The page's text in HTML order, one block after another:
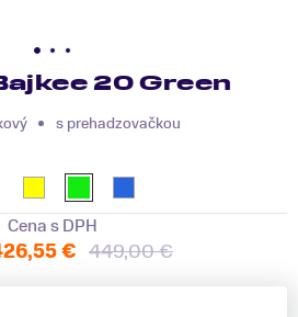
20 Green
s prehadzovačkou
Cena s DPH
€ 449,00 €